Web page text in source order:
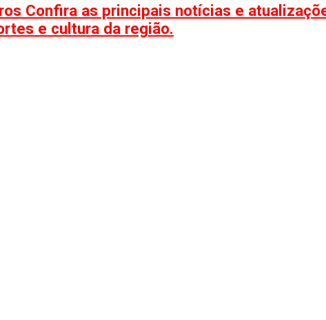
Confira as principais notícias e
e cultura da região.